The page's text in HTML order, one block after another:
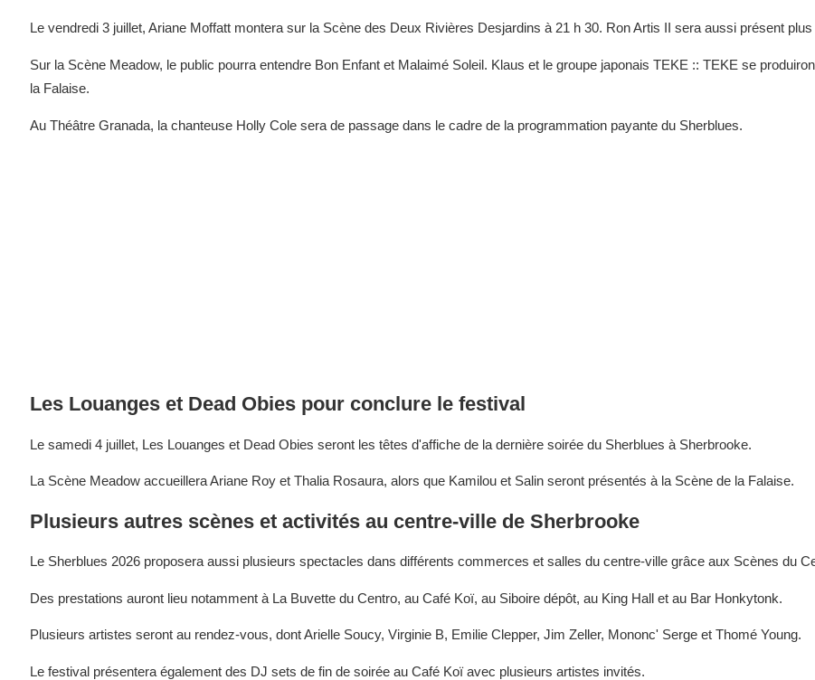
Le vendredi 3 juillet, Ariane Moffatt montera sur la Scène des Deux Rivières Desjardins à 21 h 30. Ron Artis II sera aussi présent
Sur la Scène Meadow, le public pourra entendre Bon Enfant et Malaimé Soleil. Klaus et le groupe japonais TEKE :: TEKE se
la Falaise.
Au Théâtre Granada, la chanteuse Holly Cole sera de passage dans le cadre de la programmation payante du Sherblues.
Les Louanges et Dead Obies pour conclure le festival
Le samedi 4 juillet, Les Louanges et Dead Obies seront les têtes d'affiche de la dernière soirée du Sherblues à Sherbrooke.
La Scène Meadow accueillera Ariane Roy et Thalia Rosaura, alors que Kamilou et Salin seront présentés à la Scène de la Falaise.
Plusieurs autres scènes et activités au centre-ville de Sherbrooke
Le Sherblues 2026 proposera aussi plusieurs spectacles dans différents commerces et salles du centre-ville grâce aux Scènes du
Des prestations auront lieu notamment à La Buvette du Centro, au Café Koï, au Siboire dépôt, au King Hall et au Bar Honkytonk.
Plusieurs artistes seront au rendez-vous, dont Arielle Soucy, Virginie B, Emilie Clepper, Jim Zeller, Mononc' Serge et Thomé Young.
Le festival présentera également des DJ sets de fin de soirée au Café Koï avec plusieurs artistes invités.